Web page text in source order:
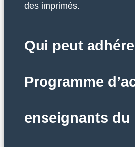
des imprimés.
Qui peut
Programme
enseignants du